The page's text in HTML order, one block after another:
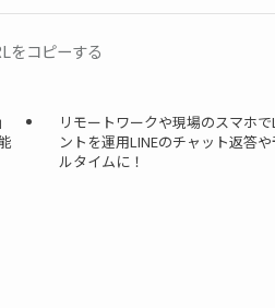
をコピーする
リモートワークや現場のスマホ
ントを運用LINEのチャット返答
ルタイムに！